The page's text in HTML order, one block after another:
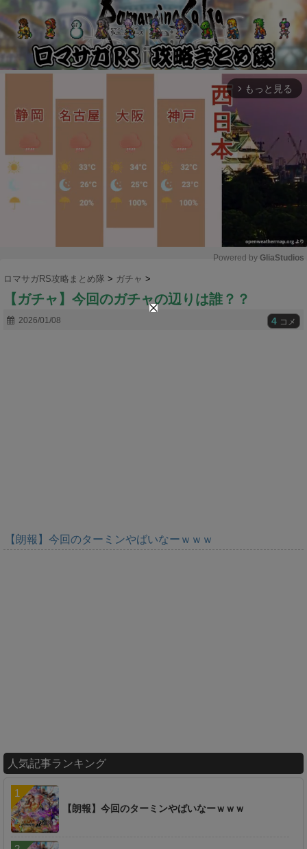
arrow_forward_ios もっと見る
Powered by GliaStudios
ロマサガRS攻略まとめ隊 > ガチャ >
【ガチャ】今回のガチャの辺りは誰？？
2026/01/08 4 コメ
【朗報】今回のターミンやばいなーｗｗｗ
人気記事ランキング
【朗報】今回のターミンやばいなーｗｗｗ